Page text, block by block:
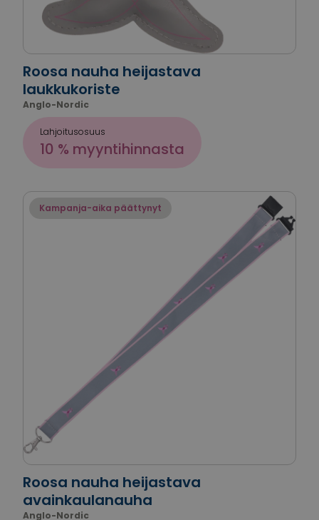
Roosa nauha heijastava
laukkukoriste
Anglo-Nordic
Lahjoitusosuus
10 % myyntihinnasta
Kampanja-aika päättynyt
Roosa nauha heijastava
avainkaulanauha
Anglo-Nordic